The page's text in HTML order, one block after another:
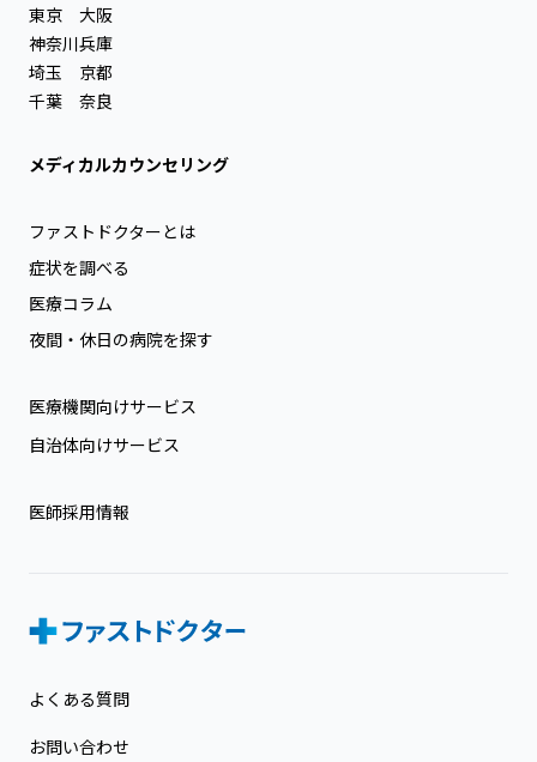
東京
神奈川
埼玉
千葉
大阪
兵庫
京都
奈良
メディカルカウンセリング
ファストドクターとは
症状を調べる
医療コラム
夜間・休日の病院を探す
医療機関向けサービス
自治体向けサービス
医師採用情報
よくある質問
お問い合わせ